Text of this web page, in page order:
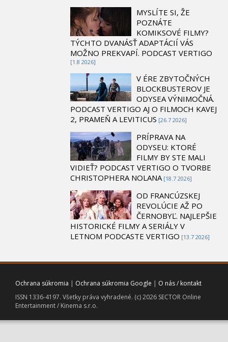
MYSLÍTE SI, ŽE
POZNÁTE
KOMIKSOVÉ FILMY?
TÝCHTO DVANÁSŤ ADAPTÁCIÍ VÁS
MOŽNO PREKVAPÍ. PODCAST VERTIGO
[1.8 2026]
V ÉRE ZBYTOČNÝCH
BLOCKBUSTEROV JE
ODYSEA VÝNIMOČNÁ.
PODCAST VERTIGO AJ O FILMOCH KAVEJ
2, PRAMEŇ A LEVITICUS [26.7 2026]
PRÍPRAVA NA
ODYSEU: KTORÉ
FILMY BY STE MALI
VIDIEŤ? PODCAST VERTIGO O TVORBE
CHRISTOPHERA NOLANA [18.7 2026]
OD FRANCÚZSKEJ
REVOLÚCIE AŽ PO
ČERNOBYĽ. NAJLEPŠIE
HISTORICKÉ FILMY A SERIÁLY V
LETNOM PODCASTE VERTIGO [13.7 2026]
Ochrana súkromia | Ochrana súkromia Google | O nás / kontakt
ISSN 1336-4197. Všetky práva vyhradené. (c) 2026 SECTOR Online
Entertainment / Kinema s.r.o.